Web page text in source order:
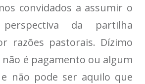
convidados a assumir o
da partilha
razões pastorais. Dízimo
não é pagamento ou algum
não pode ser aquilo que